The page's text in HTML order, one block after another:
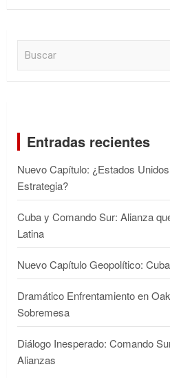
s
r
Entradas recientes
Nuevo Capítulo: ¿Estados
Estrategia?
Cuba y Comando Sur: Alianza
Latina
Nuevo Capítulo Geopolítico:
Dramático Enfrentamiento en
Sobremesa
Diálogo Inesperado: Comando
Alianzas